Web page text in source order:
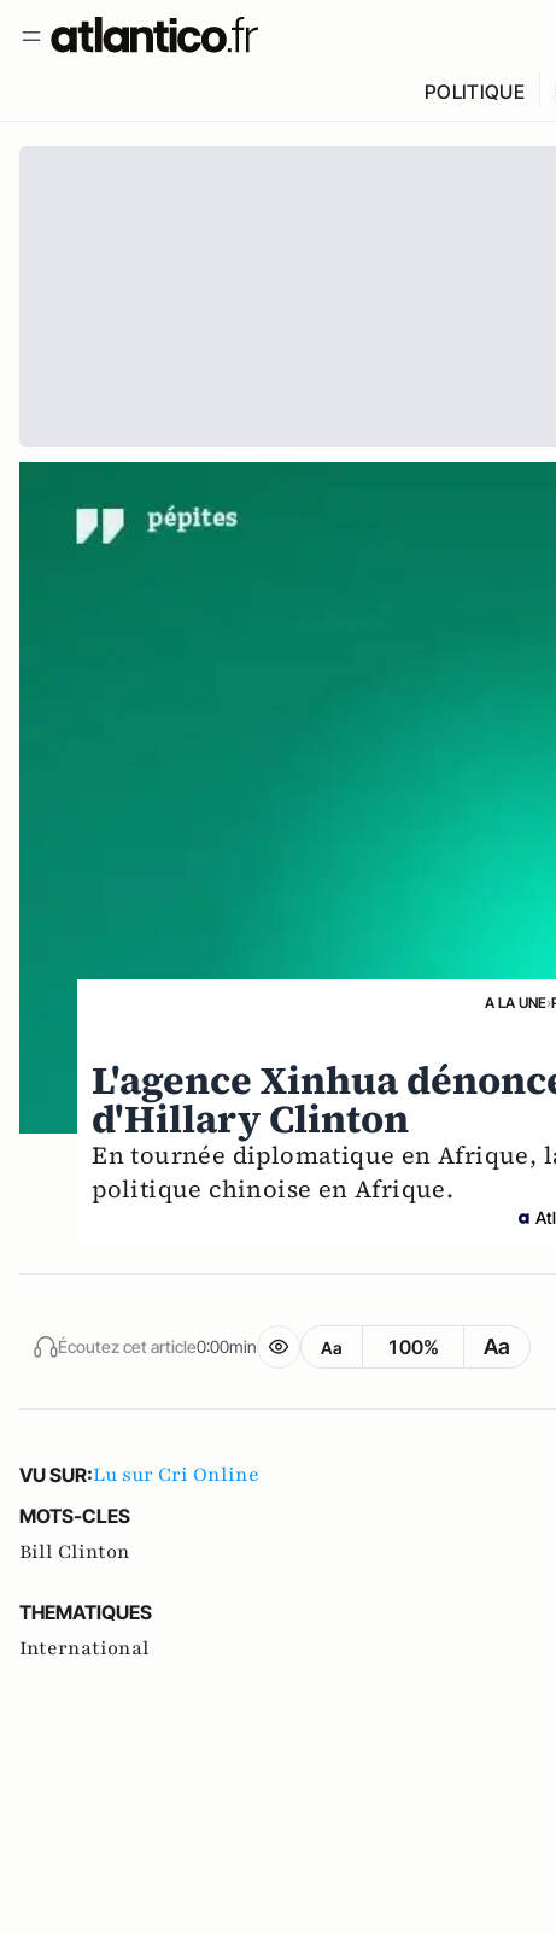
POLITIQUE
A LA UNE›
L'agence Xinhua
d'Hillary Clinton
En tournée diplomatique en Afrique,
politique chinoise en Afrique.
Écoutez cet article0:00min Aa 100% Aa
VU SUR:Lu sur Cri Online
MOTS-CLES
Bill Clinton
THEMATIQUES
International